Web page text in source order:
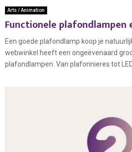
Arts / Animation
Functionele plafondlampen
Een goede plafondlamp koop je
webwinkel heeft een ongeëvenaard
plafondlampen. Van plafonnieres tot